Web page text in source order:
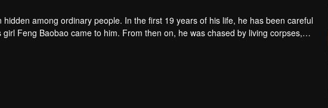
among ordinary people. In the first 19 years of his life, he has been careful
Feng Baobao came to him. From then on, he was chased by living corpses,